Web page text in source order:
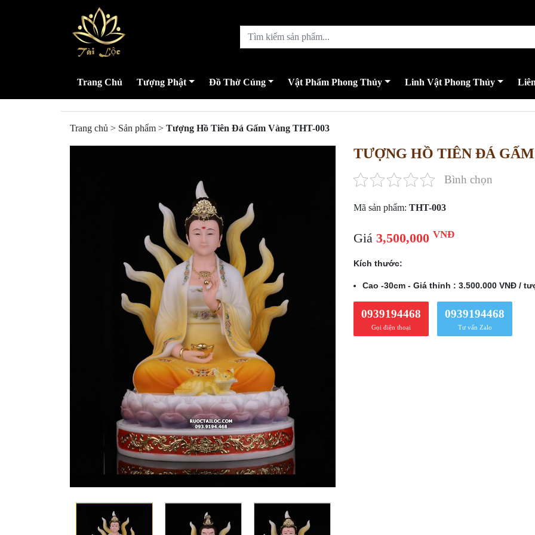
Trang Chủ Tượng Phật Đồ Thờ Cúng Vật Phẩm Phong Thủy Linh Vật Phong Thủy
Trang chủ > Sản phẩm > Tượng Hồ Tiên Đá Gấm Vàng THT-003
TƯỢNG HỒ TIÊN ĐÁ
Bình chọn
Mã sản phẩm: THT-003
Giá 3,500,000 VNĐ
Kích thước:
Cao -30cm - Giá thỉnh : 3.500.000 VNĐ /
0939194468
Gọi điện thoại
0939194468
Tư vấn Zalo